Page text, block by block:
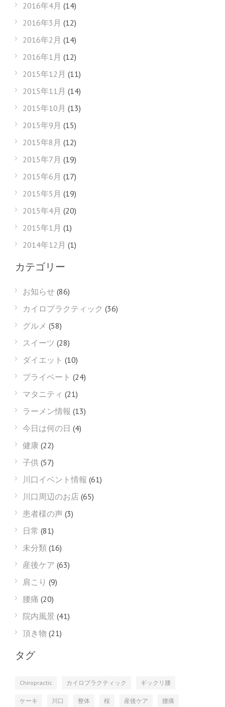
2016年4月 (14)
2016年3月 (12)
2016年2月 (14)
2016年1月 (12)
2015年12月 (11)
2015年11月 (14)
2015年10月 (13)
2015年9月 (15)
2015年8月 (12)
2015年7月 (19)
2015年6月 (17)
2015年5月 (19)
2015年4月 (20)
2015年1月 (1)
2014年12月 (1)
カテゴリー
お知らせ (86)
カイロプラクティック (36)
グルメ (58)
スイーツ (28)
ダイエット (10)
プライベート (24)
マタニティ (21)
ラーメン情報 (13)
今日は何の日 (4)
健康 (22)
子供 (57)
川口イベント情報 (61)
川口周辺のお店 (65)
患者様の声 (3)
日常 (81)
未分類 (16)
産後ケア (63)
肩こり (9)
腰痛 (20)
院内風景 (41)
頂き物 (21)
タグ
Chiropractic カイロプラクティック ギックリ腰
ケーキ 川口 整体 桜 産後ケア 腰痛